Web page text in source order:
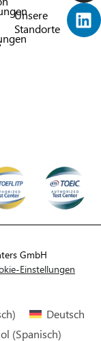
Unsere
Standorte
GmbH
Einstellungen
)
Deutsch
(Spanisch)